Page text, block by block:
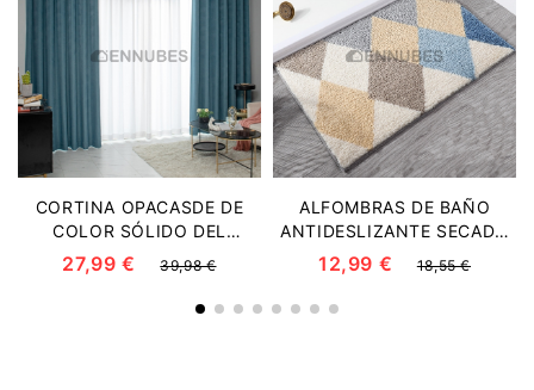
CORTINA OPACASDE DE
COLOR SÓLIDO DEL
DORMITORIO RETRO
NÓRDICA MODERNA
27,99 € 39,98 €
ALFOMBRAS DE BAÑO
ANTIDESLIZANTE SECADO
RÁPIDO PATRÓN DE
DIAMANTE
12,99 € 18,55 €